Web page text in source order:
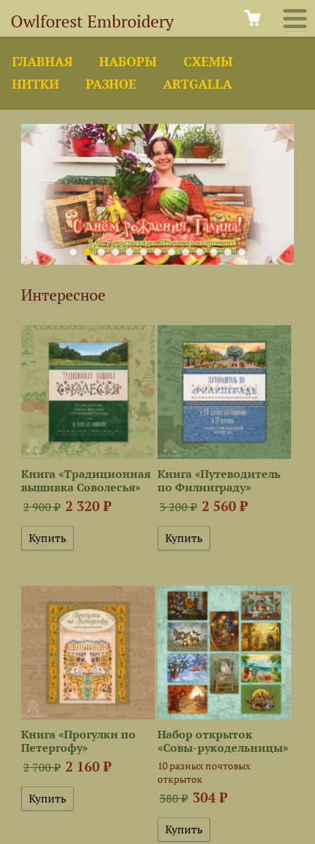
Owlforest Embroidery
ГЛАВНАЯ НАБОРЫ
СХЕМЫ
НИТКИ
РАЗНОЕ ARTGALLA
Интересное
Книга «Традиционная
вышивка Соволесья»
2 900 ₽ 2 320 ₽
Книга «Путеводитель
по Филинграду»
3 200 ₽ 2 560 ₽
Книга «Прогулки по
Петергофу»
2 700 ₽ 2 160 ₽
Набор открыток
«Совы-рукодельницы»
​10 разных почтовых
открыток
380 ₽ 304 ₽